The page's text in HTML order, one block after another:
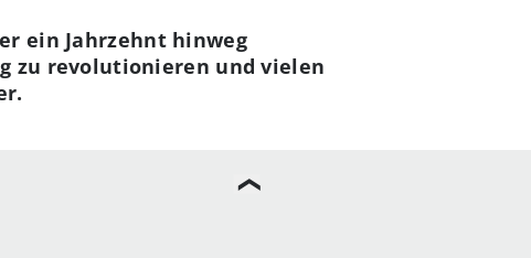
ein Jahrzehnt hinweg
zu revolutionieren und vielen